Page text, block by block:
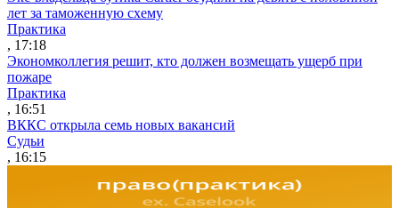
лет за таможенную схему
Практика
, 17:18
Экономколлегия решит, кто должен возмещать ущерб при
пожаре
Практика
, 16:51
ВККС открыла семь новых вакансий
Судьи
, 16:15